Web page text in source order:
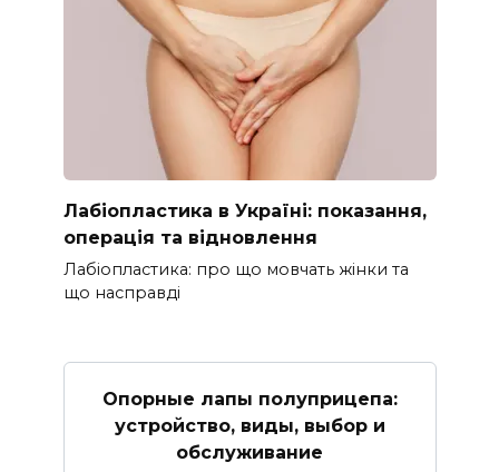
Лабіопластика в Україні: показання,
операція та відновлення
Лабіопластика: про що мовчать жінки та
що насправді
Опорные лапы полуприцепа:
устройство, виды, выбор и
обслуживание